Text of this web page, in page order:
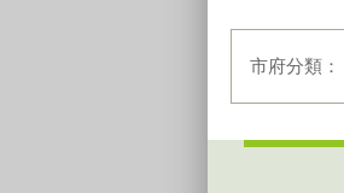
市府分類：